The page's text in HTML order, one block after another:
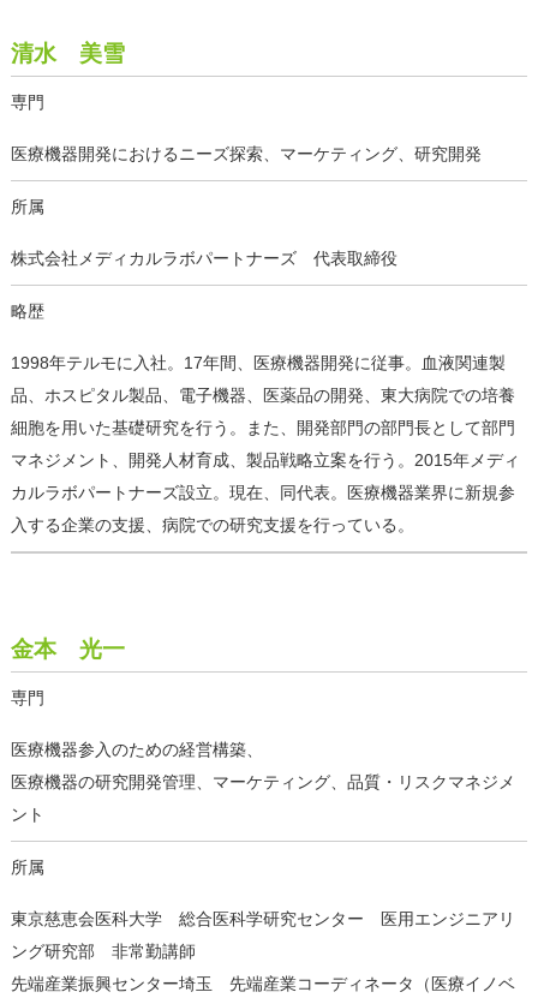
清水 美雪
専門
医療機器開発におけるニーズ探索、マーケティング、研究開発
所属
株式会社メディカルラボパートナーズ 代表取締役
略歴
1998年テルモに入社。17年間、医療機器開発に従事。血液関連製
品、ホスピタル製品、電子機器、医薬品の開発、東大病院での培養
細胞を用いた基礎研究を行う。また、開発部門の部門長として部門
マネジメント、開発人材育成、製品戦略立案を行う。2015年メディ
カルラボパートナーズ設立。現在、同代表。医療機器業界に新規参
入する企業の支援、病院での研究支援を行っている。
金本 光一
専門
医療機器参入のための経営構築、
医療機器の研究開発管理、マーケティング、品質・リスクマネジメ
ント
所属
東京慈恵会医科大学 総合医科学研究センター 医用エンジニアリ
ング研究部 非常勤講師
先端産業振興センター埼玉 先端産業コーディネータ（医療イノベ